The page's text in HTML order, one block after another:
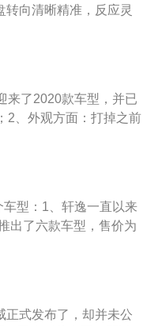
变速箱，提供
内出现的，所以预计国
转向清晰精准，反应灵
还是穿越狭窄街道，都
赖品质，同时也有效
来了2020款车型，并已
2、外观方面：打掉之前
欢他的人一点都不喜
去和天籁，风格差不
裹，显得非常豪华，两
经脏，黑色看起来比较
型：1、轩逸一直以来
出了六款车型，售价为
轩逸，可谓是脱胎换
称号；3、新一代轩逸
壮的V字形中网变得相
正式发布了，却并未公